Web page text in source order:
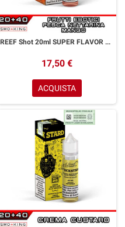
REEF Shot 20ml SUPER FLAVOR Frutta Esotica Pesca Nettarina Mango
17,50 €
ACQUISTA